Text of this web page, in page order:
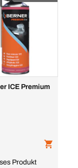
ICE Premium
Produkt